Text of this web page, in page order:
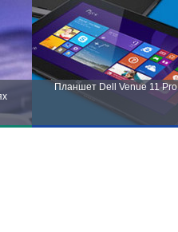
Планшет Dell Venue 11 Pro